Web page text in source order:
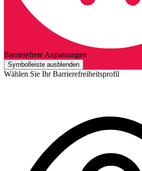
Barrierefreie Anpassungen
Symbolleiste ausblenden
Wählen Sie Ihr Barrierefreiheitsprofil